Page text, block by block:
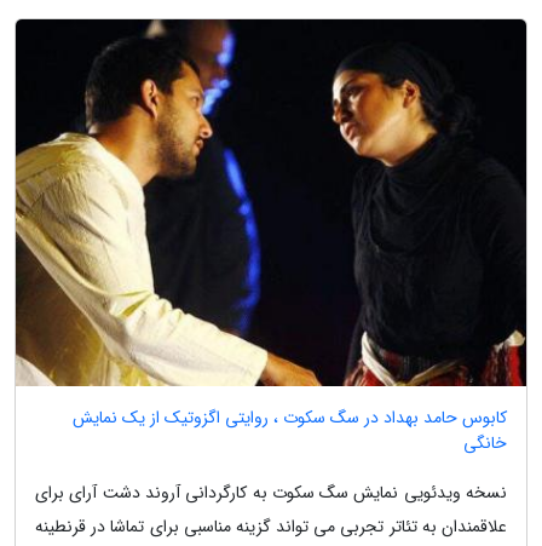
کابوس حامد بهداد در سگ سکوت ، روایتی اگزوتیک از یک نمایش
خانگی
نسخه ویدئویی نمایش سگ سکوت به کارگردانی آروند دشت آرای برای
علاقمندان به تئاتر تجربی می تواند گزینه مناسبی برای تماشا در قرنطینه